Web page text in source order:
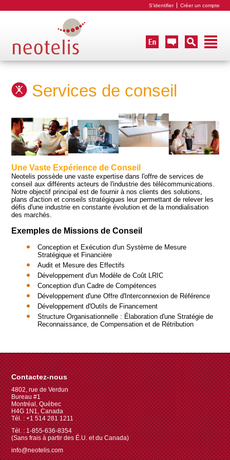
S'identifier Créer un compte
Services de conseil
Une Vaste Expérience de Conseil
Neotelis possède une vaste expertise dans l'offre de services de
conseil aux différents acteurs de l'industrie des télécommunications.
Notre objectif principal est de fournir à nos clients des solutions,
plans d'action et conseils stratégiques leur permettant de relever les
défis d'une industrie en constante évolution et de la mondialisation
des marchés.
Exemples de Missions de Conseil
Conception et Exécution d'un Système de Mesure
Stratégique et Financière
Audit et Mesure des Effectifs
Développement d'un Modèle de Coût LRIC
Conception d'un Cadre de Compétences
Développement d'une Offre d'Interconnexion de Référence
Développement d'Outils de Financement
Structure Organisationnelle : Élaboration d'une Stratégie de
Reconnaissance, de Compensation et de Rétribution
Contactez-nous
4802, rue de Verdun
Bureau #1
Montréal, Québec
H4G 1N1, Canada
Tél. : +1 514 281 1211
Tél. : 1-855-636-8354
(Sans frais à partir des É.U. et du Canada)
info@neotelis.com